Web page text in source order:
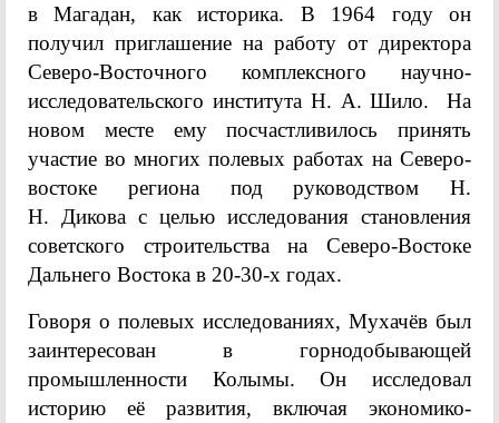
в Магадан, как историка. В 1964 году он
получил приглашение на работу от директора
Северо-Восточного комплексного научно-
исследовательского института Н. А. Шило. На
новом месте ему посчастливилось принять
участие во многих полевых работах на Северо-
востоке региона под руководством Н.
Н. Дикова с целью исследования становления
советского строительства на Северо-Востоке
Дальнего Востока в 20-30-х годах.
Говоря о полевых исследованиях, Мухачёв был
заинтересован в горнодобывающей
промышленности Колымы. Он исследовал
историю её развития, включая экономико-